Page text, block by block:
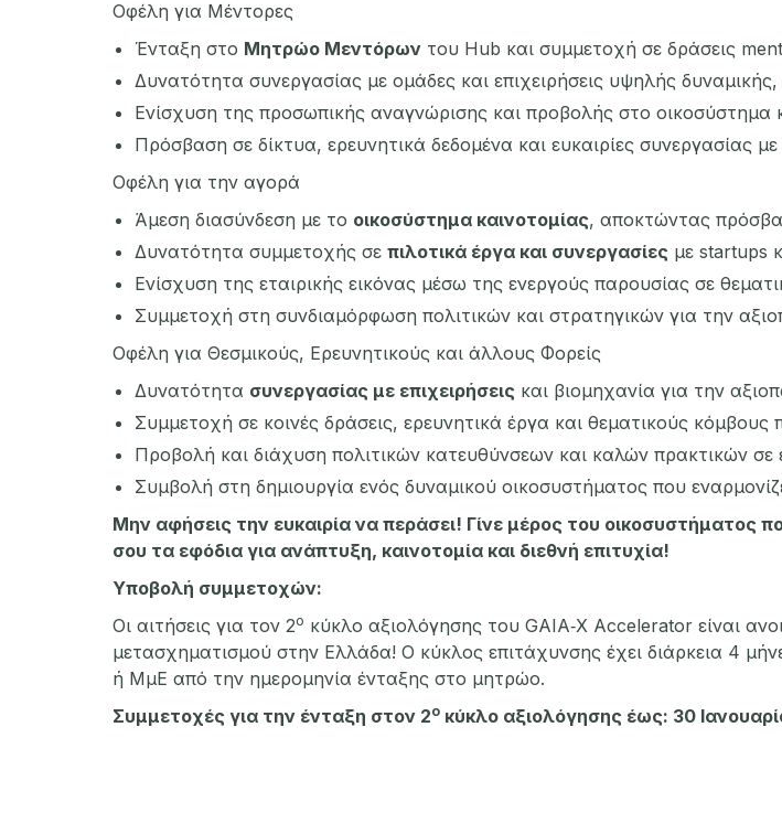
Οφέλη για Μέντορες
Ένταξη στο Μητρώο Μεντόρων του Hub και συμμετοχή σε δράσεις
Δυνατότητα συνεργασίας με ομάδες και επιχειρήσεις υψηλής
Ενίσχυση της προσωπικής αναγνώρισης και προβολής στο οικοσύστημα
Πρόσβαση σε δίκτυα, ερευνητικά δεδομένα και ευκαιρίες συνεργασίας με
Οφέλη για την αγορά
Άμεση διασύνδεση με το οικοσύστημα καινοτομίας, αποκτώντας
Δυνατότητα συμμετοχής σε πιλοτικά έργα και συνεργασίες με startups
Ενίσχυση της εταιρικής εικόνας μέσω της ενεργούς παρουσίας σε
Συμμετοχή στη συνδιαμόρφωση πολιτικών και στρατηγικών για την
Οφέλη για Θεσμικούς, Ερευνητικούς και άλλους Φορείς
Δυνατότητα συνεργασίας με επιχειρήσεις και βιομηχανία για την
Συμμετοχή σε κοινές δράσεις, ερευνητικά έργα και θεματικούς
Προβολή και διάχυση πολιτικών κατευθύνσεων και καλών πρακτικών σε
Συμβολή στη δημιουργία ενός δυναμικού οικοσυστήματος που
Μην αφήσεις την ευκαιρία να περάσει! Γίνε μέρος του οικοσυστήματος
σου τα εφόδια για ανάπτυξη, καινοτομία και διεθνή επιτυχία!
Υποβολή συμμετοχών:
Οι αιτήσεις για τον 2ο κύκλο αξιολόγησης του GAIA‑X Accelerator είναι
μετασχηματισμού στην Ελλάδα! Ο κύκλος επιτάχυνσης έχει διάρκεια 4
ή ΜμΕ από την ημερομηνία ένταξης στο μητρώο.
Συμμετοχές για την ένταξη στον 2ο κύκλο αξιολόγησης έως: 30